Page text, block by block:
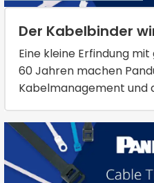
Der Kabelbinder
Eine kleine Erfindung
60 Jahren machen
Kabelmanagement und